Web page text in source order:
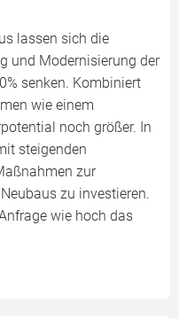
lassen sich die
und Modernisierung der
senken. Kombiniert
wie einem
noch größer. In
steigenden
zur
zu investieren.
wie hoch das